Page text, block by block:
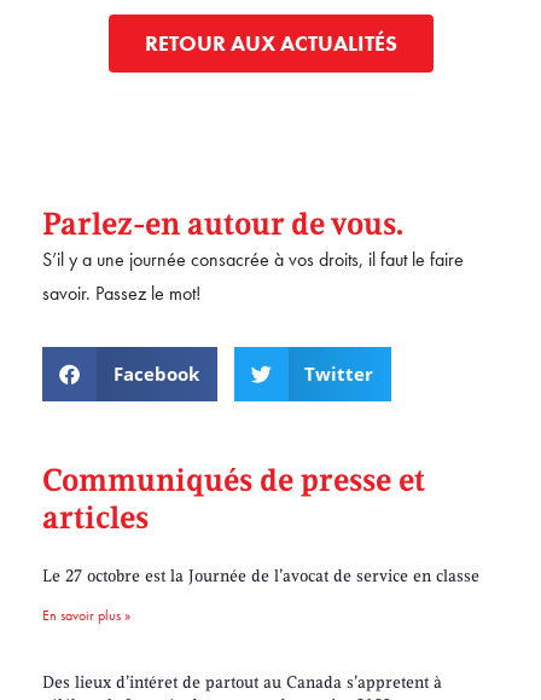
RETOUR AUX ACTUALITÉS
Parlez-en autour de vous.
S’il y a une journée consacrée à vos droits, il faut le faire
savoir. Passez le mot!
Facebook Twitter
Communiqués de presse et
articles
Le 27 octobre est la Journée de l’avocat de service en classe
En savoir plus »
Des lieux d’intéret de partout au Canada s’appretent à